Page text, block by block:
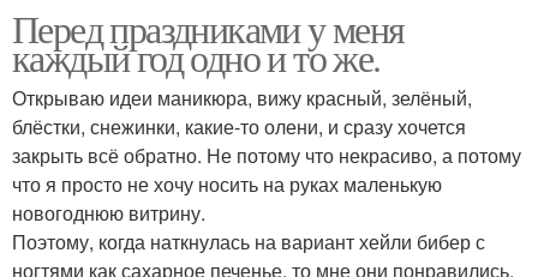
Перед праздниками у меня
каждый год одно и то же.
Открываю идеи маникюра, вижу красный, зелёный,
блёстки, снежинки, какие-то олени, и сразу хочется
закрыть всё обратно. Не потому что некрасиво, а потому
что я просто не хочу носить на руках маленькую
новогоднюю витрину.
Поэтому, когда наткнулась на вариант хейли бибер с
ногтями как сахарное печенье, то мне они понравились.